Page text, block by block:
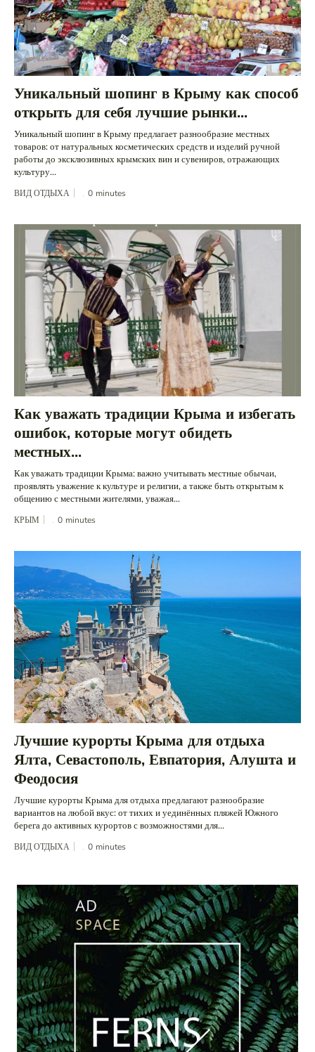
Уникальный шопинг в Крыму как способ
открыть для себя лучшие рынки...
Уникальный шопинг в Крыму предлагает разнообразие местных
товаров: от натуральных косметических средств и изделий ручной
работы до эксклюзивных крымских вин и сувениров, отражающих
культуру...
ВИД ОТДЫХА 0 minutes
Как уважать традиции Крыма и избегать
ошибок, которые могут обидеть
местных...
Как уважать традиции Крыма: важно учитывать местные обычаи,
проявлять уважение к культуре и религии, а также быть открытым к
общению с местными жителями, уважая...
КРЫМ 0 minutes
Лучшие курорты Крыма для отдыха
Ялта, Севастополь, Евпатория, Алушта и
Феодосия
Лучшие курорты Крыма для отдыха предлагают разнообразие
вариантов на любой вкус: от тихих и уединённых пляжей Южного
берега до активных курортов с возможностями для...
ВИД ОТДЫХА 0 minutes